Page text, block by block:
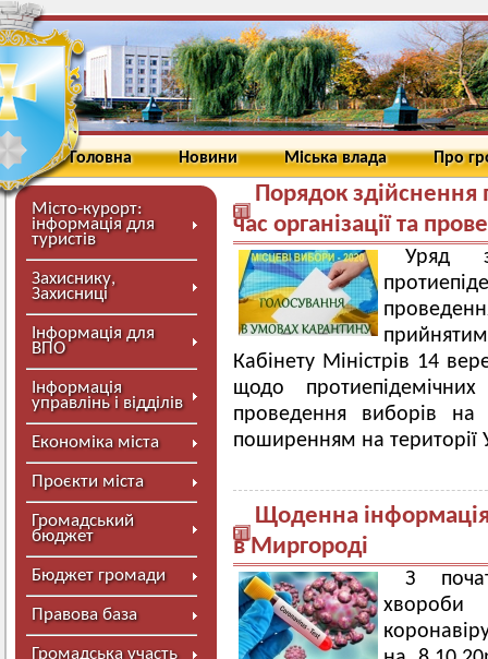
Головна Новини Міська влада Про
Місто-курорт:
інформація для
туристів
Захиснику,
Захисниці
Інформація для
ВПО
Інформація
управлінь і відділів
Економіка міста
Проєкти міста
Громадський
бюджет
Бюджет громади
Правова база
Громадська участь
Порядок здійснення
час організації та
Уряд
Кабінету Міністрів 14
щодо
проведення виборів на
поширенням на території
Щоденна інформація
в Миргороді
З